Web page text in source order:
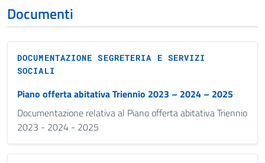
Documenti
DOCUMENTAZIONE SEGRETERIA E SERVIZI
SOCIALI
Piano offerta abitativa Triennio 2023 – 2024 – 2025
Documentazione relativa al Piano offerta abitativa Triennio
2023 - 2024 - 2025